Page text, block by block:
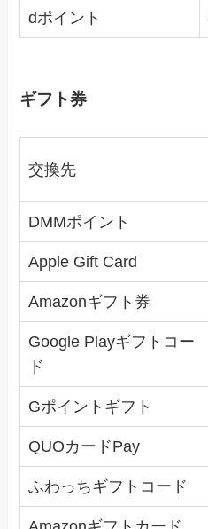
dポイント
ギフト券
交換先
DMMポイント
Apple Gift Card
Amazonギフト券
Google Playギフトコー
ド
Gポイントギフト
QUOカードPay
ふわっちギフトコード